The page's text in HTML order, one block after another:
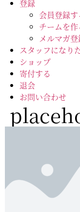
登録
会員登録す
チームを作
メルマガ登
スタッフになり
ショップ
寄付する
退会
お問い合わせ